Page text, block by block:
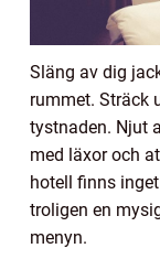
Släng av dig
rummet. Sträck
tystnaden. Njut
med läxor och
hotell finns
troligen en
menyn.